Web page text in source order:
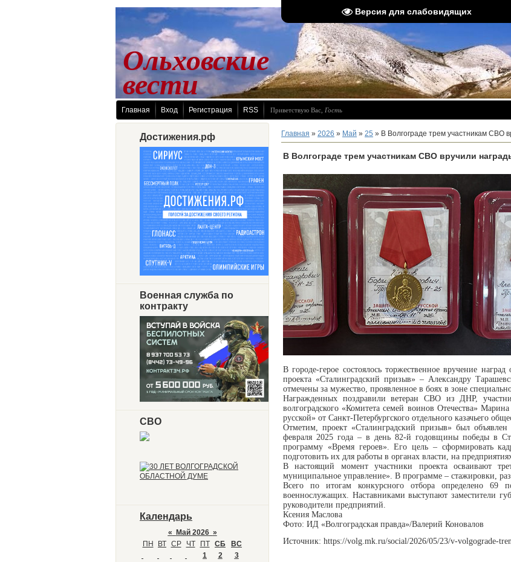
Версия для слабовидящих
Ольховские
вести
Главная Вход Регистрация RSS Приветствую Вас Гость
Достижения.рф
Военная служба по
контракту
СВО
Календарь
« Май 2026 »
ПН
ВТ СР ЧТ ПТ СБ
ВС
1
2
3
Главная » 2026 » Май » 25 » В Волгограде трем участникам СВО
В Волгограде трем участникам СВО вручили
В городе-герое состоялось торжественное вручение
проекта «Сталинградский призыв» – Александру
отмечены за мужество, проявленное в боях в зоне
Награжденных поздравили ветеран СВО из ДНР,
волгоградского «Комитета семей воинов Отечества»
русской» от Санкт-Петербургского отдельного казачьего
Отметим, проект «Сталинградский призыв» был
февраля 2025 года – в день 82-й годовщины победы в
программу «Время героев». Его цель – сформировать
подготовить их для работы в органах власти, на
В настоящий момент участники проекта осваивают
муниципальное управление». В программе – стажировки,
Всего по итогам конкурсного отбора определено 69
военнослужащих. Наставниками выступают заместители
руководители предприятий.
Ксения Маслова
Фото: ИД «Волгоградская правда»/Валерий Коновалов
Источник: https://volg.mk.ru/social/2026/05/23/v-volgograde-